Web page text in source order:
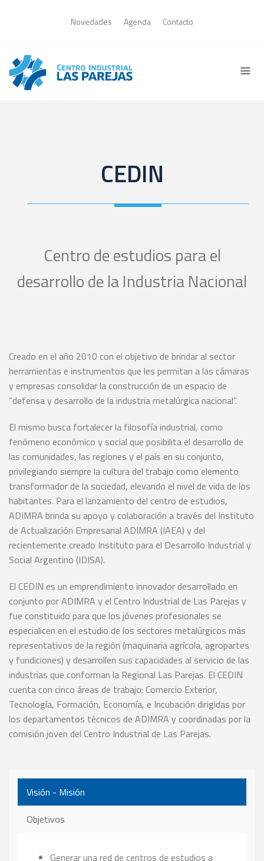
Novedades Agenda Contacto
CEDIN
Centro de estudios para el
desarrollo de la Industria Nacional
Creado en el año 2010 con el objetivo de brindar al sector
herramientas e instrumentos que les permitan a las cámaras
y empresas consolidar la construcción de un espacio de
“defensa y desarrollo de la industria metalúrgica nacional”.
El mismo busca fortalecer la filosofía industrial, como
fenómeno económico y social que posibilita el desarrollo de
las comunidades, las regiones y el país en su conjunto,
privilegiando siempre la cultura del trabajo como elemento
transformador de la sociedad, elevando el nivel de vida de los
habitantes. Para el lanzamiento del centro de estudios,
ADIMRA brinda su apoyo y colaboración a través del Instituto
de Actualización Empresarial ADIMRA (IAEA) y del
recientemente creado Instituto para el Desarrollo Industrial y
Social Argentino (IDISA).
El CEDIN es un emprendimiento innovador desarrollado en
conjunto por ADIMRA y el Centro Industrial de Las Parejas y
fue constituido para que los jóvenes profesionales se
especialicen en el estudio de los sectores metalúrgicos más
representativos de la región (maquinaria agrícola, agropartes
y fundiciones) y desarrollen sus capacidades al servicio de las
industrias que conforman la Regional Las Parejas. El CEDIN
cuenta con cinco áreas de trabajo: Comercio Exterior,
Tecnología, Formación, Economía, e Incubación dirigidas por
los departamentos técnicos de ADIMRA y coordinadas por la
comisión joven del Centro Industrial de Las Parejas.
Visión - Misión
Objetivos
Generar una red de centros de estudios a